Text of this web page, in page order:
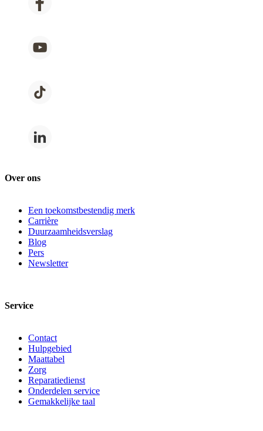
Over ons
Een toekomstbestendig merk
Carrière
Duurzaamheidsverslag
Blog
Pers
Newsletter
Service
Contact
Hulpgebied
Maattabel
Zorg
Reparatiedienst
Onderdelen service
Gemakkelijke taal